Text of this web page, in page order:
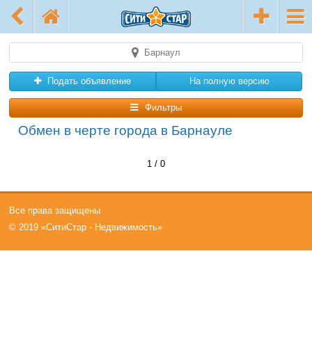
Барнаул
Подать объявление На полную версию
Фильтры
Обмен в черте города в Барнауле
1 / 0
Все права защищены
© 2019 «СитиСтар - Недвижимость»